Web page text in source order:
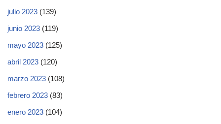
julio 2023 (139)
junio 2023 (119)
mayo 2023 (125)
abril 2023 (120)
marzo 2023 (108)
febrero 2023 (83)
enero 2023 (104)